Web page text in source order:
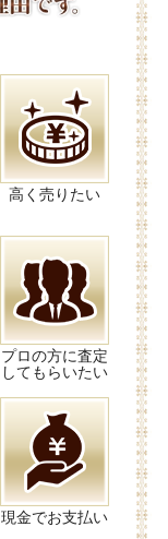
高く売りたい
プロの方に査定
してもらいたい
現金でお支払い